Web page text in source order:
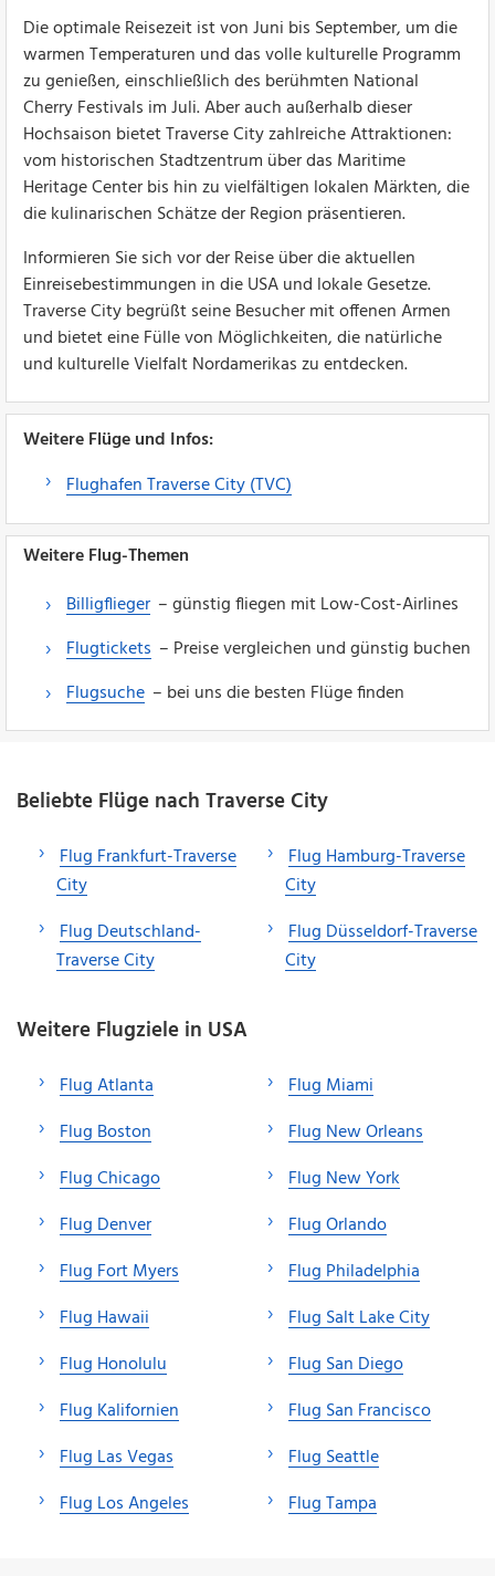
Die optimale Reisezeit ist von Juni bis September, um die
warmen Temperaturen und das volle kulturelle Programm
zu genießen, einschließlich des berühmten National
Cherry Festivals im Juli. Aber auch außerhalb dieser
Hochsaison bietet Traverse City zahlreiche Attraktionen:
vom historischen Stadtzentrum über das Maritime
Heritage Center bis hin zu vielfältigen lokalen Märkten, die
die kulinarischen Schätze der Region präsentieren.
Informieren Sie sich vor der Reise über die aktuellen
Einreisebestimmungen in die USA und lokale Gesetze.
Traverse City begrüßt seine Besucher mit offenen Armen
und bietet eine Fülle von Möglichkeiten, die natürliche
und kulturelle Vielfalt Nordamerikas zu entdecken.
Weitere Flüge und Infos:
Flughafen Traverse City (TVC)
Weitere Flug-Themen
Billigflieger – günstig fliegen mit Low-Cost-Airlines
Flugtickets – Preise vergleichen und günstig buchen
Flugsuche – bei uns die besten Flüge finden
Beliebte Flüge nach Traverse City
Flug Frankfurt-Traverse
City
Flug Deutschland-
Traverse City
Flug Hamburg-Traverse
City
Flug Düsseldorf-Traverse
City
Weitere Flugziele in USA
Flug Atlanta
Flug Boston
Flug Chicago
Flug Denver
Flug Fort Myers
Flug Hawaii
Flug Honolulu
Flug Kalifornien
Flug Las Vegas
Flug Los Angeles
Flug Miami
Flug New Orleans
Flug New York
Flug Orlando
Flug Philadelphia
Flug Salt Lake City
Flug San Diego
Flug San Francisco
Flug Seattle
Flug Tampa